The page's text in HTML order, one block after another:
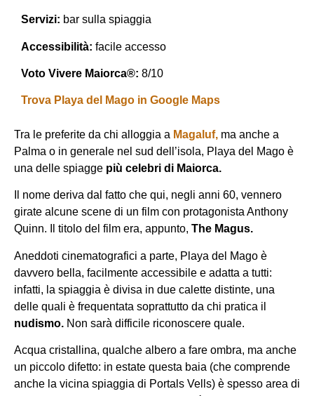
Servizi: bar sulla spiaggia
Accessibilità: facile accesso
Voto Vivere Maiorca®: 8/10
Trova Playa del Mago in Google Maps
Tra le preferite da chi alloggia a Magaluf, ma anche a
Palma o in generale nel sud dell’isola, Playa del Mago è
una delle spiagge più celebri di Maiorca.
Il nome deriva dal fatto che qui, negli anni 60, vennero
girate alcune scene di un film con protagonista Anthony
Quinn. Il titolo del film era, appunto, The Magus.
Aneddoti cinematografici a parte, Playa del Mago è
davvero bella, facilmente accessibile e adatta a tutti:
infatti, la spiaggia è divisa in due calette distinte, una
delle quali è frequentata soprattutto da chi pratica il
nudismo. Non sarà difficile riconoscere quale.
Acqua cristallina, qualche albero a fare ombra, ma anche
un piccolo difetto: in estate questa baia (che comprende
anche la vicina spiaggia di Portals Vells) è spesso area di